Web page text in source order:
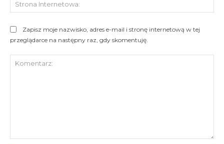
Zapisz moje nazwisko, adres e-mail i stronę internetową w tej
przeglądarce na następny raz, gdy skomentuję.